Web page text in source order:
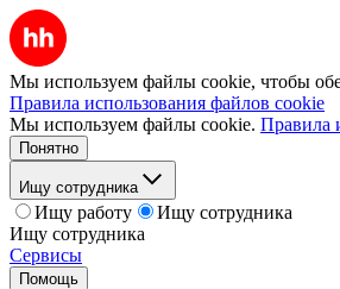
Мы используем файлы cookie, чтобы
Правила использования файлов cookie
Мы используем файлы cookie. Правила
Понятно
Ищу сотрудника
Ищу работу
Ищу сотрудника
Ищу сотрудника
Сервисы
Помощь